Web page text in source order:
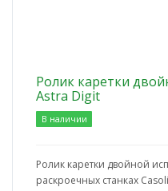
Ролик каретки
Astra Digit
В наличии
Ролик каретки двойной
раскроечных станках